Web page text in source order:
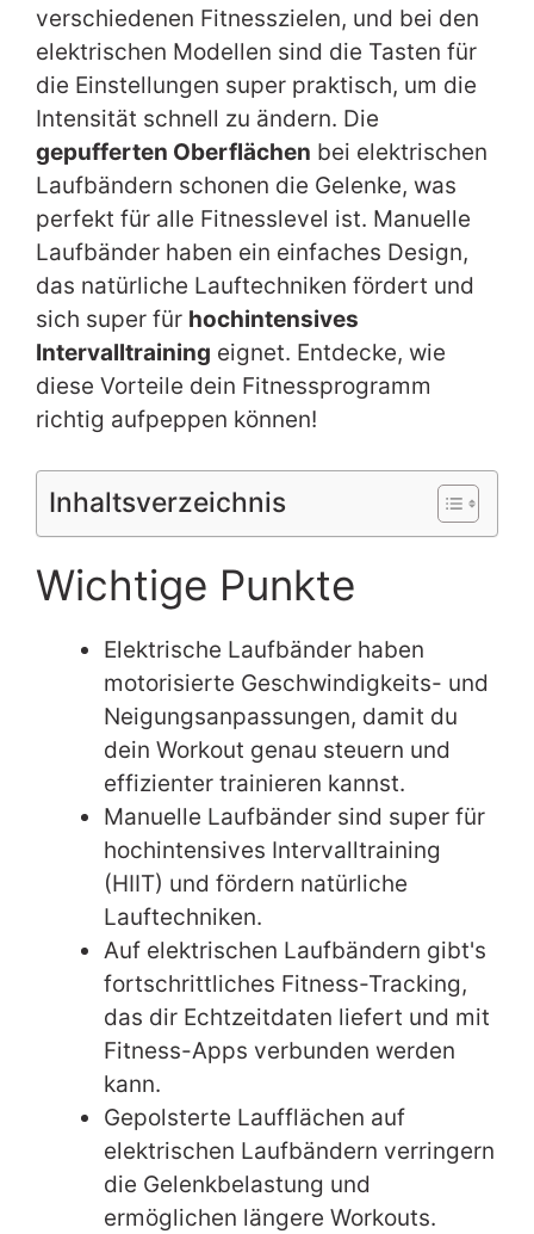
verschiedenen Fitnesszielen, und bei den
elektrischen Modellen sind die Tasten für
die Einstellungen super praktisch, um die
Intensität schnell zu ändern. Die
gepufferten Oberflächen bei elektrischen
Laufbändern schonen die Gelenke, was
perfekt für alle Fitnesslevel ist. Manuelle
Laufbänder haben ein einfaches Design,
das natürliche Lauftechniken fördert und
sich super für hochintensives
Intervalltraining eignet. Entdecke, wie
diese Vorteile dein Fitnessprogramm
richtig aufpeppen können!
Inhaltsverzeichnis
Wichtige Punkte
Elektrische Laufbänder haben
motorisierte Geschwindigkeits- und
Neigungsanpassungen, damit du
dein Workout genau steuern und
effizienter trainieren kannst.
Manuelle Laufbänder sind super für
hochintensives Intervalltraining
(HIIT) und fördern natürliche
Lauftechniken.
Auf elektrischen Laufbändern gibt's
fortschrittliches Fitness-Tracking,
das dir Echtzeitdaten liefert und mit
Fitness-Apps verbunden werden
kann.
Gepolsterte Laufflächen auf
elektrischen Laufbändern verringern
die Gelenkbelastung und
ermöglichen längere Workouts.